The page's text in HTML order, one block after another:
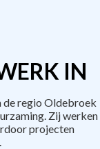
IN
regio Oldebroek
Zij werken
projecten